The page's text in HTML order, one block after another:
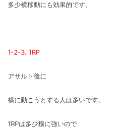
多少横移動にも効果的です。
1-2-3. 1RP
アサルト後に
横に動こうとする人は多いです。
1RPは多少横に強いので